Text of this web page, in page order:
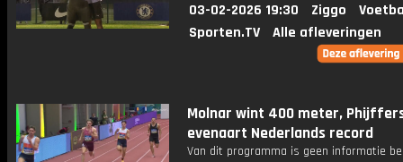
03-02-2026 19:30 Ziggo
Sporten.TV
Alle afleveringen
Molnar wint 400 meter,
evenaart Nederlands record
Van dit programma is geen informatie